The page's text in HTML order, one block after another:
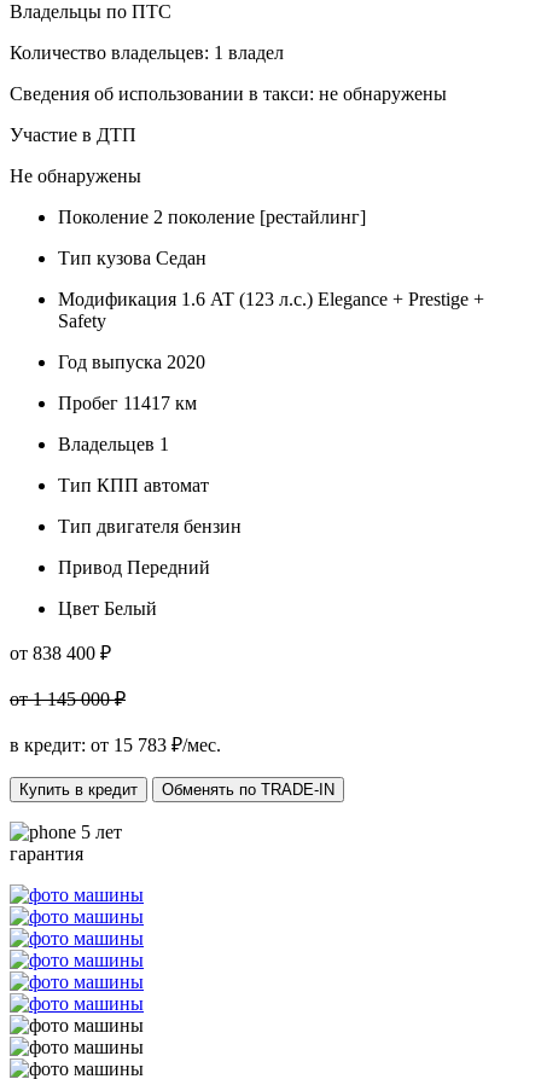
Владельцы по ПТС
Количество владельцев: 1 владел
Сведения об использовании в такси: не обнаружены
Участие в ДТП
Не обнаружены
Поколение 2 поколение [рестайлинг]
Тип кузова Седан
Модификация 1.6 AT (123 л.с.) Elegance + Prestige +
Safety
Год выпуска 2020
Пробег 11417 км
Владельцев 1
Тип КПП автомат
Тип двигателя бензин
Привод Передний
Цвет Белый
от 838 400 ₽
от 1 145 000 ₽
в кредит: от 15 783 ₽/мес.
Купить в кредит Обменять по TRADE-IN
5 лет
гарантия